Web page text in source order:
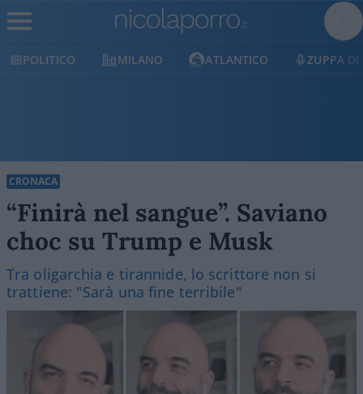
MILANO ATLANTICO ZUPPA DI PORRO
CRONACA
“Finirà nel sangue”. Saviano
choc su Trump e Musk
Tra oligarchia e tirannide, lo scrittore non si
trattiene: "Sarà una fine terribile"